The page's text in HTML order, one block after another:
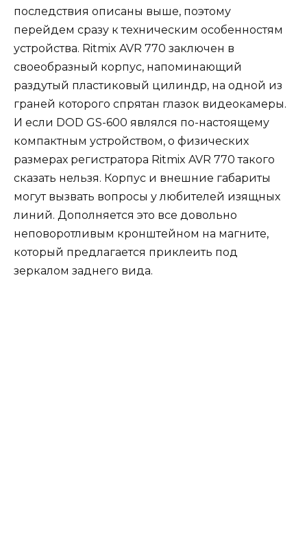
последствия описаны выше, поэтому
перейдем сразу к техническим особенностям
устройства. Ritmix AVR 770 заключен в
своеобразный корпус, напоминающий
раздутый пластиковый цилиндр, на одной из
граней которого спрятан глазок видеокамеры.
И если DOD GS-600 являлся по-настоящему
компактным устройством, о физических
размерах регистратора Ritmix AVR 770 такого
сказать нельзя. Корпус и внешние габариты
могут вызвать вопросы у любителей изящных
линий. Дополняется это все довольно
неповоротливым кронштейном на магните,
который предлагается приклеить под
зеркалом заднего вида.